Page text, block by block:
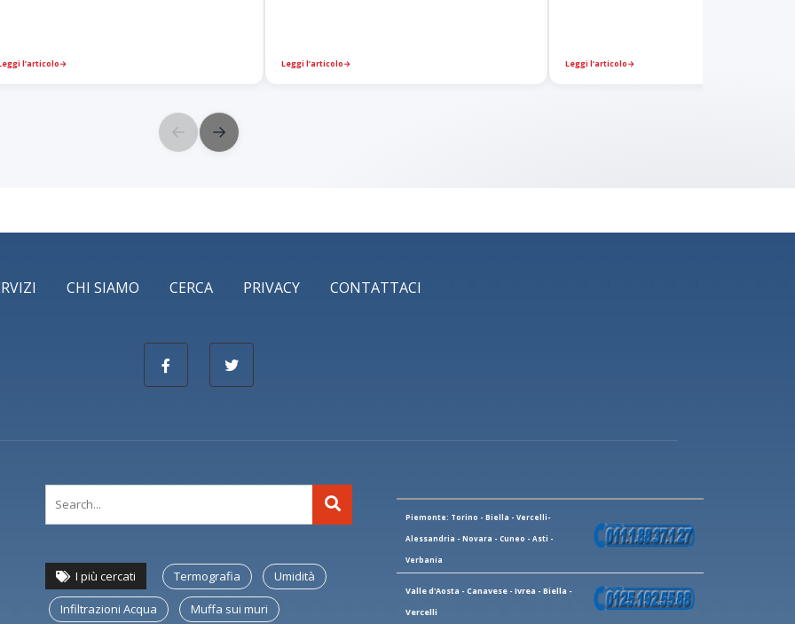
l’articolo→ Leggi l’articolo→ Leggi l’articolo→
← →
CHI SIAMO CERCA PRIVACY CONTATTACI
I più cercati Termografia Umidità
Infiltrazioni Acqua Muffa sui muri
Piemonte: Torino - Biella - Vercelli-
Alessandria - Novara - Cuneo - Asti -
Verbania
Valle d'Aosta - Canavese - Ivrea - Biella -
Vercelli